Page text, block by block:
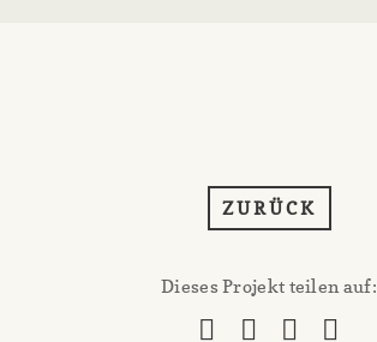
ZURÜCK
Dieses Projekt teilen auf: